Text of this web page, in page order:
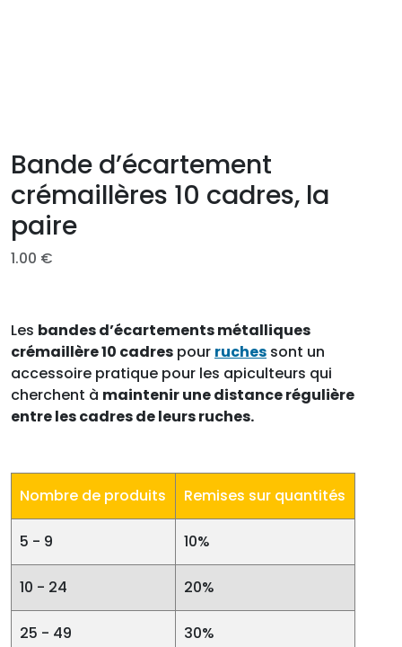
Bande d’écartement
crémaillères 10 cadres, la
paire
1.00 €
Les bandes d’écartements métalliques
crémaillère 10 cadres pour ruches sont un
accessoire pratique pour les apiculteurs qui
cherchent à maintenir une distance régulière
entre les cadres de leurs ruches.
Nombre de produits Remises sur quantités
5 - 9 10%
10 - 24 20%
25 - 49 30%